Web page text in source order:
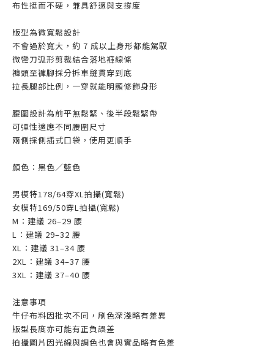
布性挺而不硬，兼具舒適與支撐度
版型為微寬鬆設計
不會過於寬大，約 7 成以上身形都能駕馭
微彎刀弧形剪裁結合落地褲線條
褲頭至褲腳採分拆車縫貫穿到底
拉長腿部比例，一穿就能明顯修飾身形
腰圍設計為前平無鬆緊、後半段鬆緊帶
可彈性適應不同腰圍尺寸
兩側採側插式口袋，使用更順手
顏色：黑色／藍色
男模特178/64穿XL拍攝(寬鬆)
女模特169/50穿L拍攝(寬鬆)
M：建議 26–29 腰
L：建議 29–32 腰
XL：建議 31–34 腰
2XL：建議 34–37 腰
3XL：建議 37–40 腰
注意事項
牛仔布料因批次不同，刷色深淺略有差異
版型長度亦可能有正負誤差
拍攝圖片因光線與調色也會與實品略有色差